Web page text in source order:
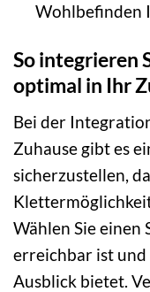
Wohlbefinden
So integrieren
optimal in Ihr
Bei der
Zuhause gibt es
sicherzustellen,
Wählen Sie
erreichbar ist
Ausblick bietet.